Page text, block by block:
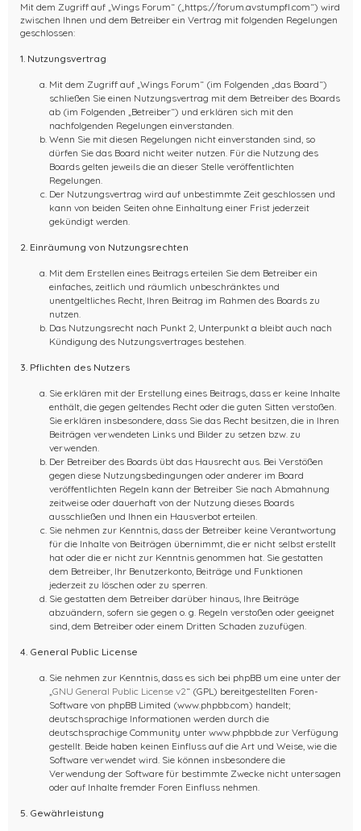
Mit dem Zugriff auf „Wings Forum“ („https://forum.avstumpfl.com“) wird
zwischen Ihnen und dem Betreiber ein Vertrag mit folgenden Regelungen
geschlossen:
1. Nutzungsvertrag
Mit dem Zugriff auf „Wings Forum“ (im Folgenden „das Board“)
schließen Sie einen Nutzungsvertrag mit dem Betreiber des Boards
ab (im Folgenden „Betreiber“) und erklären sich mit den
nachfolgenden Regelungen einverstanden.
Wenn Sie mit diesen Regelungen nicht einverstanden sind, so
dürfen Sie das Board nicht weiter nutzen. Für die Nutzung des
Boards gelten jeweils die an dieser Stelle veröffentlichten
Regelungen.
Der Nutzungsvertrag wird auf unbestimmte Zeit geschlossen und
kann von beiden Seiten ohne Einhaltung einer Frist jederzeit
gekündigt werden.
2. Einräumung von Nutzungsrechten
Mit dem Erstellen eines Beitrags erteilen Sie dem Betreiber ein
einfaches, zeitlich und räumlich unbeschränktes und
unentgeltliches Recht, Ihren Beitrag im Rahmen des Boards zu
nutzen.
Das Nutzungsrecht nach Punkt 2, Unterpunkt a bleibt auch nach
Kündigung des Nutzungsvertrages bestehen.
3. Pflichten des Nutzers
Sie erklären mit der Erstellung eines Beitrags, dass er keine Inhalte
enthält, die gegen geltendes Recht oder die guten Sitten verstoßen.
Sie erklären insbesondere, dass Sie das Recht besitzen, die in Ihren
Beiträgen verwendeten Links und Bilder zu setzen bzw. zu
verwenden.
Der Betreiber des Boards übt das Hausrecht aus. Bei Verstößen
gegen diese Nutzungsbedingungen oder anderer im Board
veröffentlichten Regeln kann der Betreiber Sie nach Abmahnung
zeitweise oder dauerhaft von der Nutzung dieses Boards
ausschließen und Ihnen ein Hausverbot erteilen.
Sie nehmen zur Kenntnis, dass der Betreiber keine Verantwortung
für die Inhalte von Beiträgen übernimmt, die er nicht selbst erstellt
hat oder die er nicht zur Kenntnis genommen hat. Sie gestatten
dem Betreiber, Ihr Benutzerkonto, Beiträge und Funktionen
jederzeit zu löschen oder zu sperren.
Sie gestatten dem Betreiber darüber hinaus, Ihre Beiträge
abzuändern, sofern sie gegen o. g. Regeln verstoßen oder geeignet
sind, dem Betreiber oder einem Dritten Schaden zuzufügen.
4. General Public License
Sie nehmen zur Kenntnis, dass es sich bei phpBB um eine unter der
GNU General Public License v2“ (GPL) bereitgestellten Foren-
Software von phpBB Limited (www.phpbb.com) handelt;
deutschsprachige Informationen werden durch die
deutschsprachige Community unter www.phpbb.de zur Verfügung
gestellt. Beide haben keinen Einfluss auf die Art und Weise, wie die
Software verwendet wird. Sie können insbesondere die
Verwendung der Software für bestimmte Zwecke nicht untersagen
oder auf Inhalte fremder Foren Einfluss nehmen.
5. Gewährleistung